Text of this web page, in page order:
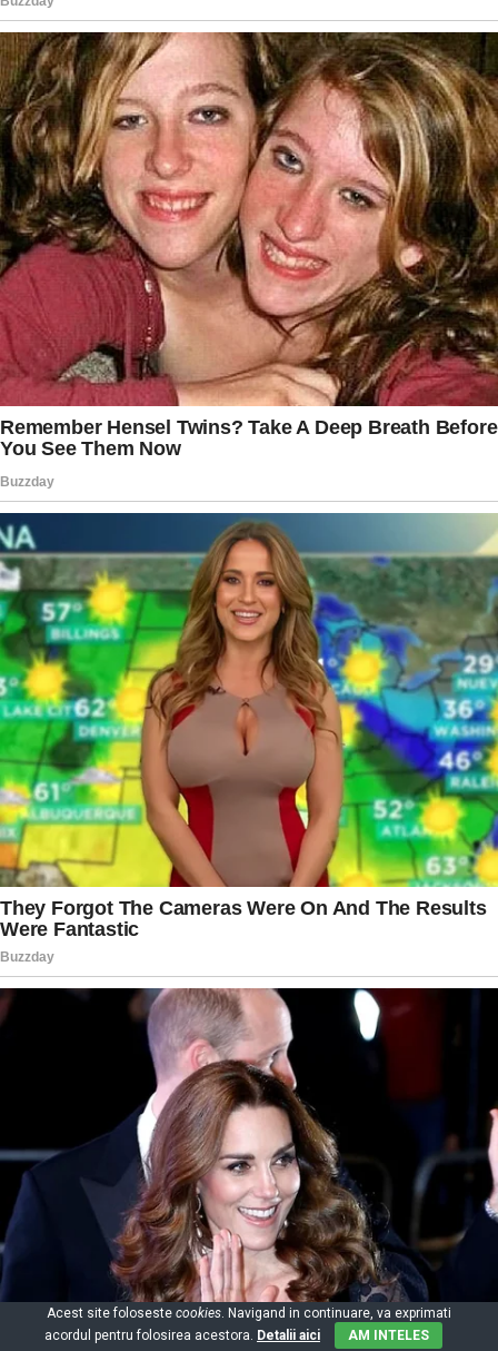
Acest site foloseste cookies. Navigand in continuare, va exprimati
acordul pentru folosirea acestora. Detalii aici AM INTELES